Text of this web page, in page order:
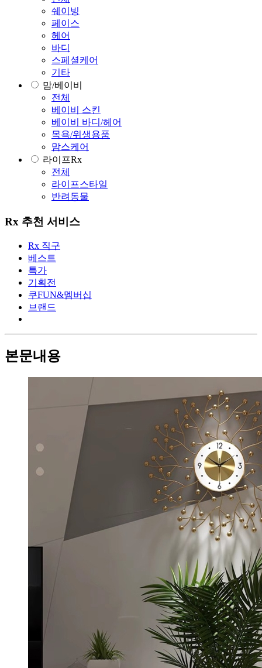
쉐이빙
페이스
헤어
바디
스페셜케어
기타
맘/베이비
전체
베이비 스킨
베이비 바디/헤어
목욕/위생용품
맘스케어
라이프Rx
전체
라이프스타일
반려동물
Rx 추천 서비스
Rx 직구
베스트
특가
기획전
쿠FUN&멤버십
브랜드
본문내용